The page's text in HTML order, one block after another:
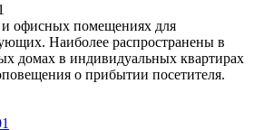
офисных помещениях для
Наиболее распространены в
домах в индивидуальных квартирах
о прибытии посетителя.